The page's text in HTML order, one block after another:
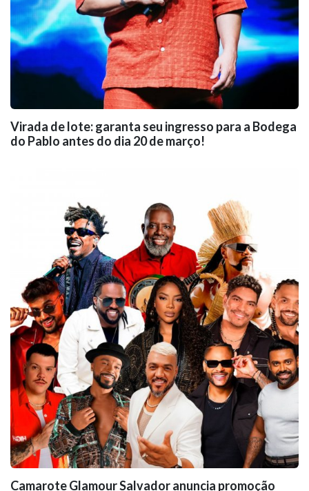
Virada de lote: garanta seu ingresso para a Bodega
do Pablo antes do dia 20 de março!
Camarote Glamour Salvador anuncia promoção